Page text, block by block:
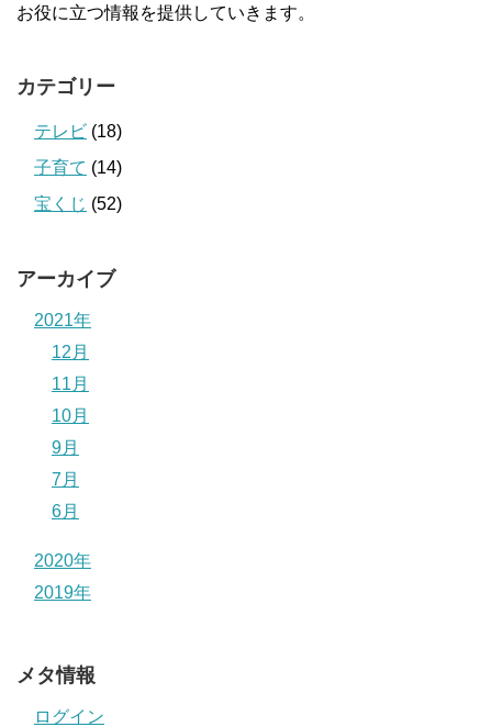
お役に立つ情報を提供していきます。
カテゴリー
テレビ (18)
子育て (14)
宝くじ (52)
アーカイブ
2021年
12月
11月
10月
9月
7月
6月
2020年
2019年
メタ情報
ログイン